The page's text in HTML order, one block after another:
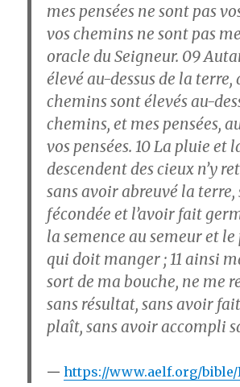
mes pensées ne sont pas
vos chemins ne sont pas
oracle du Seigneur. 09
élevé au-dessus de la
chemins sont élevés au-
chemins, et mes pensées,
vos pensées. 10 La pluie et
descendent des cieux n’y
sans avoir abreuvé la terre,
fécondée et l’avoir fait
la semence au semeur et
qui doit manger ; 11 ainsi
sort de ma bouche, ne me
sans résultat, sans avoir
plaît, sans avoir accompli
https://www.aelf.org/bible/